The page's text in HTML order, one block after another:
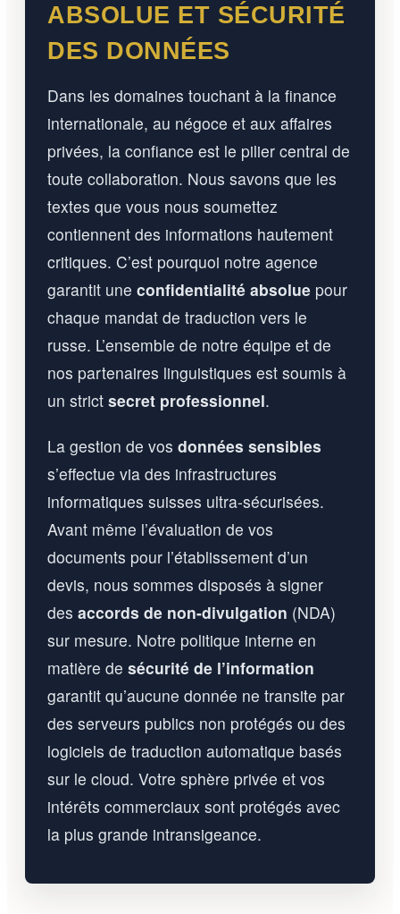
ABSOLUE ET SÉCURITÉ
DES DONNÉES
Dans les domaines touchant à la finance
internationale, au négoce et aux affaires
privées, la confiance est le pilier central de
toute collaboration. Nous savons que les
textes que vous nous soumettez
contiennent des informations hautement
critiques. C’est pourquoi notre agence
garantit une confidentialité absolue pour
chaque mandat de traduction vers le
russe. L’ensemble de notre équipe et de
nos partenaires linguistiques est soumis à
un strict secret professionnel.
La gestion de vos données sensibles
s’effectue via des infrastructures
informatiques suisses ultra-sécurisées.
Avant même l’évaluation de vos
documents pour l’établissement d’un
devis, nous sommes disposés à signer
des accords de non-divulgation (NDA)
sur mesure. Notre politique interne en
matière de sécurité de l’information
garantit qu’aucune donnée ne transite par
des serveurs publics non protégés ou des
logiciels de traduction automatique basés
sur le cloud. Votre sphère privée et vos
intérêts commerciaux sont protégés avec
la plus grande intransigeance.